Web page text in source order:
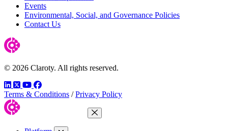
Events
Environmental, Social, and Governance Policies
Contact Us
© 2026 Claroty. All rights reserved.
LinkedIn
TwitterYouTube
Facebook
Terms & Conditions / Privacy Policy
Close Menu